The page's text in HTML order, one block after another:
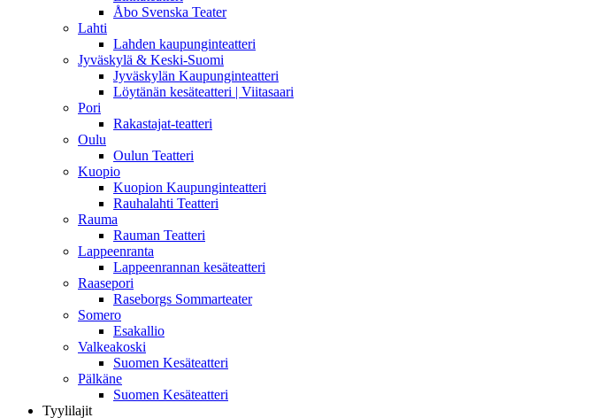
Åbo Svenska Teater
Lahti
Lahden kaupunginteatteri
Jyväskylä & Keski-Suomi
Jyväskylän Kaupunginteatteri
Löytänän kesäteatteri | Viitasaari
Pori
Rakastajat-teatteri
Oulu
Oulun Teatteri
Kuopio
Kuopion Kaupunginteatteri
Rauhalahti Teatteri
Rauma
Rauman Teatteri
Lappeenranta
Lappeenrannan kesäteatteri
Raasepori
Raseborgs Sommarteater
Somero
Esakallio
Valkeakoski
Suomen Kesäteatteri
Pälkäne
Suomen Kesäteatteri
Tyylilajit